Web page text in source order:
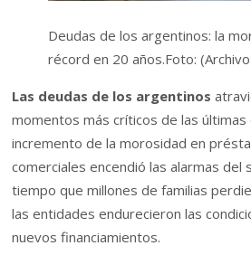
Deudas de los argentinos: la
récord en 20 años.Foto:
Las deudas de los argentinos
momentos más críticos de las últimas
incremento de la morosidad en
comerciales encendió las alarmas del
tiempo que millones de familias
las entidades endurecieron las
nuevos financiamientos.